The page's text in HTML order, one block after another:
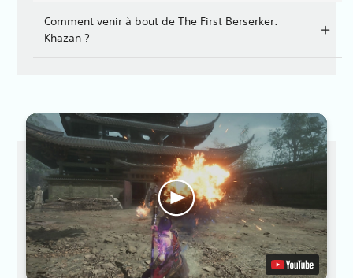
Comment venir à bout de The First Berserker:
Khazan ?